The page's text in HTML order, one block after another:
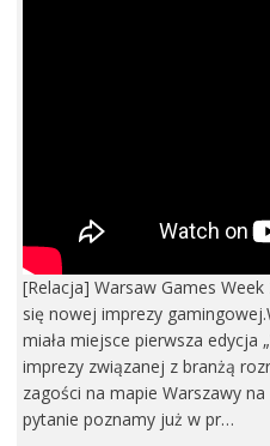
[Relacja] Warsaw Games
się nowej imprezy
miała miejsce pierwsza edycja
imprezy związanej z branżą
zagości na mapie Warszawy
pytanie poznamy już w pr…